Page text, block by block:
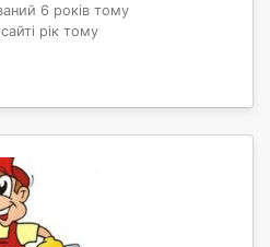
6 років тому
рік тому